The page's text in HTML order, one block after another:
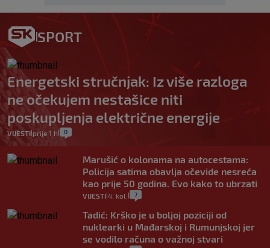
SPORT
Energetski stručnjak: Iz više razloga
ne očekujem nestašice niti
poskupljenja električne energije
VIJESTI| prije 1 h 0
Marušić o kolonama na autocestama:
Policija satima obavlja očevide nesreća
kao prije 50 godina. Evo kako to ubrzati
VIJESTI 4. kol. 7
Tadić: Krško je u boljoj poziciji od
nuklearki u Mađarskoj i Rumunjskoj jer
se vodilo računa o važnoj stvari